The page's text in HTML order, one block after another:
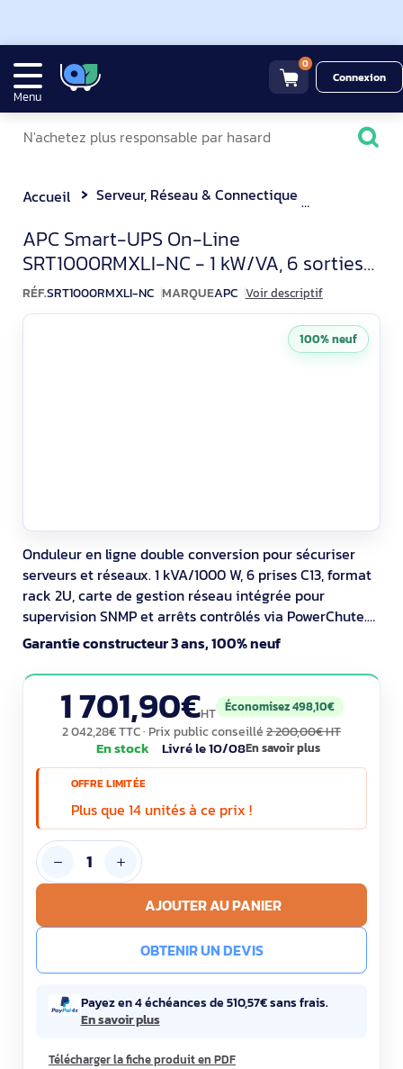
Menu
0
Connexion
Accueil Serveur, Réseau & Connectique
APC Smart-UPS On-Line
APC Smart-UPS On-Line
SRT1000RMXLI-NC - 1 kW/VA, 6 sorties
C13, montage en rack, NMC
RÉF.SRT1000RMXLI-NC MARQUEAPC Voir descriptif
Onduleur en ligne double conversion pour sécuriser
serveurs et réseaux. 1 kVA/1000 W, 6 prises C13, format
rack 2U, carte de gestion réseau intégrée pour
supervision SNMP et arrêts contrôlés via PowerChute.
Batteries externes possibles et échangeables à chaud,
écran LCD graphique, mode ECO et sortie sinusoïdale.
Garantie 36 mois, conformité RoHS/REACH.
Garantie constructeur 3 ans, 100% neuf
1 701,90€HT Économisez 498,10€
2 042,28€ TTC· Prix public conseillé 2 200,00€ HT
En stock Livré le 10/08En savoir plus
OFFRE LIMITÉE
Plus que 14 unités à ce prix !
AJOUTER AU PANIER
OBTENIR UN DEVIS
Payez en 4 échéances de 510,57€ sans frais.
En savoir plus
Télécharger la fiche produit en PDF
100% neuf